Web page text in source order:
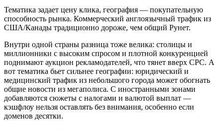
Тематика задает цену клика, география — покупательную
способность рынка. Коммерческий англоязычный трафик из
США/Канады традиционно дороже, чем общий Рунет.
Внутри одной страны разница тоже велика: столицы и
миллионники с высоким спросом и плотной конкуренцией
поднимают аукцион рекламодателей, что тянет вверх CPC. А
вот тематика бьет сильнее географии: юридический и
медицинский трафик из небольшого города может обогнать
общие новости из мегаполиса. С иностранными зонами
добавляются сюжеты с налогами и валютой выплат —
кэшфлоу нельзя оставлять без внимания, особенно если
доменов десятки.